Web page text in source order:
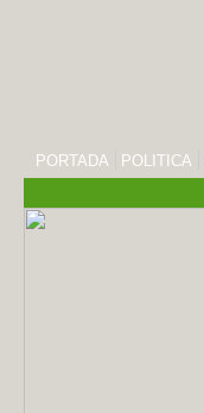
PORTADA POLITICA